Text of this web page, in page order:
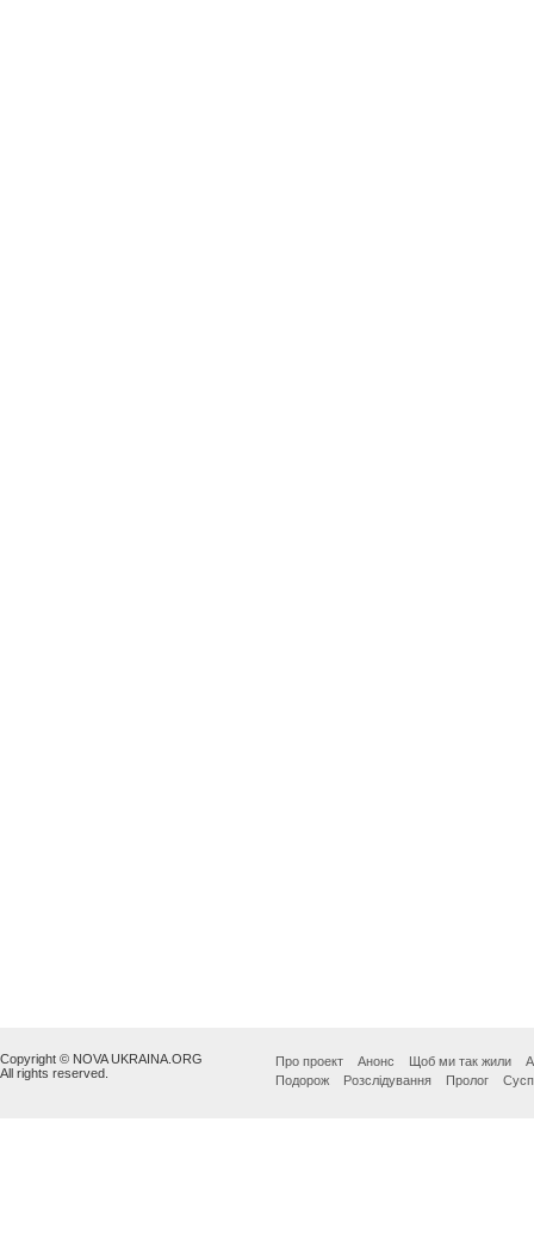
Copyright © NOVA UKRAINA.ORG
All rights reserved.
Про проект Анонс Щоб ми так жили
Подорож
Розслідування Пролог